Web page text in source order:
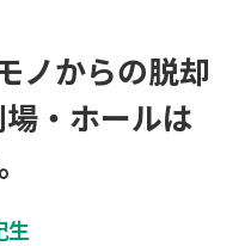
からの脱却
・ホールは